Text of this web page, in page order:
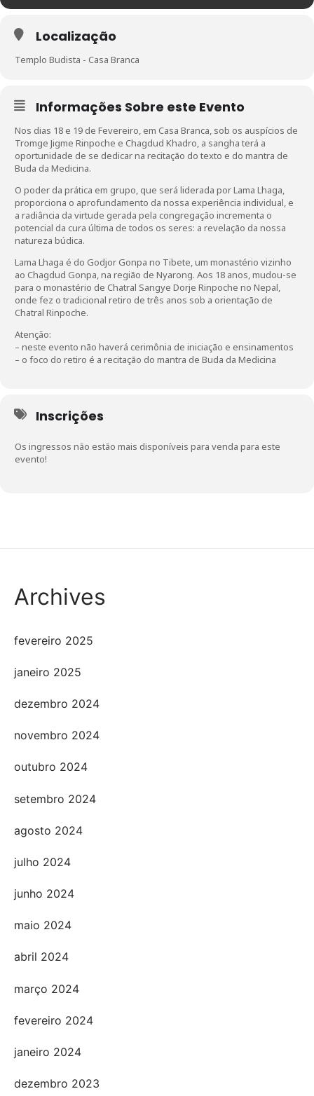
Localização
Templo Budista - Casa Branca
Informações Sobre este Evento
Nos dias 18 e 19 de Fevereiro, em Casa Branca, sob os auspícios de
Tromge Jigme Rinpoche e Chagdud Khadro, a sangha terá a
oportunidade de se dedicar na recitação do texto e do mantra de
Buda da Medicina.
O poder da prática em grupo, que será liderada por Lama Lhaga,
proporciona o aprofundamento da nossa experiência individual, e
a radiância da virtude gerada pela congregação incrementa o
potencial da cura última de todos os seres: a revelação da nossa
natureza búdica.
Lama Lhaga é do Godjor Gonpa no Tibete, um monastério vizinho
ao Chagdud Gonpa, na região de Nyarong. Aos 18 anos, mudou-se
para o monastério de Chatral Sangye Dorje Rinpoche no Nepal,
onde fez o tradicional retiro de três anos sob a orientação de
Chatral Rinpoche.
Atenção:
– neste evento não haverá cerimônia de iniciação e ensinamentos
– o foco do retiro é a recitação do mantra de Buda da Medicina
Inscrições
Os ingressos não estão mais disponíveis para venda para este
evento!
Archives
fevereiro 2025
janeiro 2025
dezembro 2024
novembro 2024
outubro 2024
setembro 2024
agosto 2024
julho 2024
junho 2024
maio 2024
abril 2024
março 2024
fevereiro 2024
janeiro 2024
dezembro 2023